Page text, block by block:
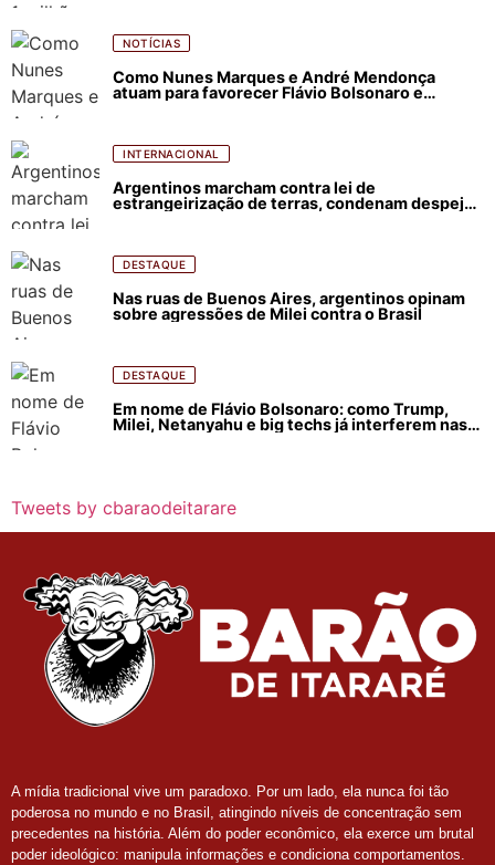
NOTÍCIAS
Como Nunes Marques e André Mendonça
atuam para favorecer Flávio Bolsonaro e
INTERNACIONAL
Argentinos marcham contra lei de
estrangeirização de terras, condenam despejos
DESTAQUE
Nas ruas de Buenos Aires, argentinos opinam
sobre agressões de Milei contra o Brasil
DESTAQUE
Em nome de Flávio Bolsonaro: como Trump,
Milei, Netanyahu e big techs já interferem nas
Tweets by cbaraodeitarare
A mídia tradicional vive um paradoxo. Por um lado, ela nunca foi tão
poderosa no mundo e no Brasil, atingindo níveis de concentração sem
precedentes na história. Além do poder econômico, ela exerce um brutal
poder ideológico: manipula informações e condiciona comportamentos.